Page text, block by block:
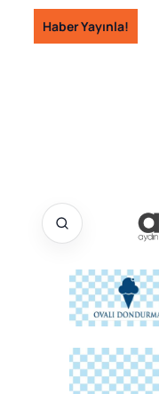
İçeriğe
geç
Haber Yayınla!